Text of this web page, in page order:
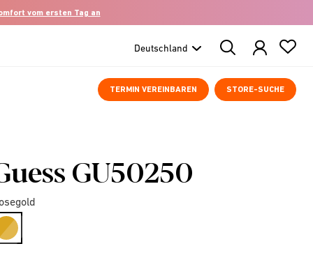
vom ersten Tag an
Search
Products
TERMIN VEREINBAREN STORE-SUCHE
GU50250
selected